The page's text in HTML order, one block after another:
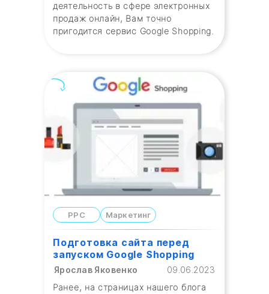
деятельность в сфере электронных
продаж онлайн, Вам точно
пригодится сервис Google Shopping.
PPC Маркетинг
Подготовка сайта перед
запуском Google Shopping
Ярослав Яковенко
09.06.2023
Ранее, на страницах нашего блога